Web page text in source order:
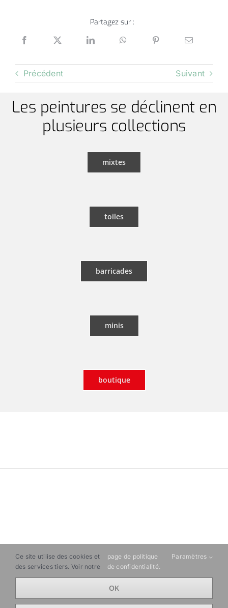
Partagez sur :
Précédent Suivant
Les peintures se déclinent en
plusieurs collections
mixtes
toiles
barricades
minis
boutique
ART SFRUS©2021 |Mentions légales|
Politique de
confidentialité|Conditions Générales de Vente
compte|
FacebookInstagram
Ce site utilise des cookies et
des services tiers. Voir notre
page de politique
de confidentialité.
Paramètres
OK